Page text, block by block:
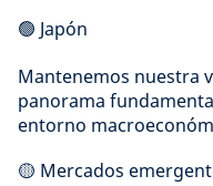
🟢 Japón
Mantenemos nuestra
panorama
entorno
🟡 Mercados